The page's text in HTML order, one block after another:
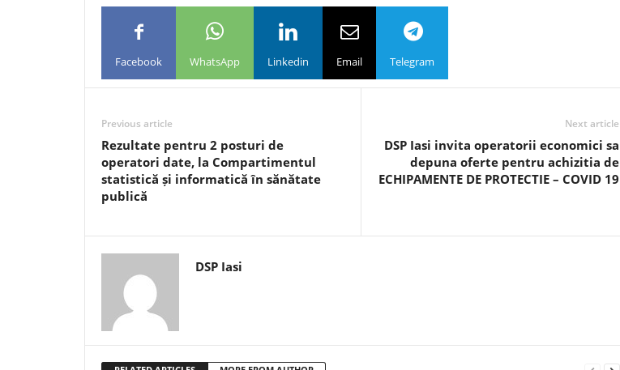
Facebook WhatsApp Linkedin Email Telegram
Previous article
Rezultate pentru 2 posturi de
operatori date, la Compartimentul
statistică și informatică în sănătate
publică
Next article
DSP Iasi invita operatorii economici sa
depuna oferte pentru achizitia de
ECHIPAMENTE DE PROTECTIE – COVID 19
DSP Iasi